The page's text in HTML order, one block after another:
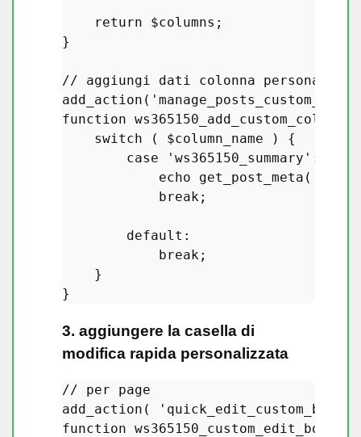
return $columns ;
}
// aggiungi dati colonna
add_action (
function
switch ( $column_name ) {
case
'ws365150_summary' :
echo
get_post_meta (
break;
default :
break;
    }
3. aggiungere la casella di
modifica rapida personalizzata
// per page
add_action ( 'quick_edit_custom_box'
function ws365150_custom_edit_box